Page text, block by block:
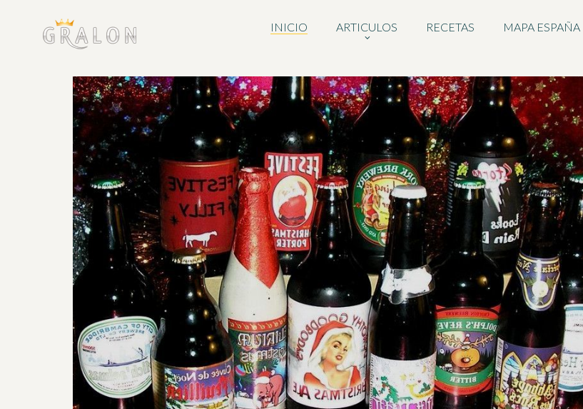
INICIO ARTICULOS RECETAS MAPA ESPAÑA